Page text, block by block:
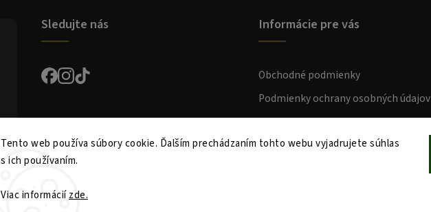
Tento web používa súbory cookie. Ďalším prechádzaním tohto webu vyjadrujete súhlas
s ich používaním.
Viac informáciízde.
Sledujte nás Informácie pre vás
Obchodné podmienky
Podmienky ochrany osobných údajov
Preprava a platba
Kontakt